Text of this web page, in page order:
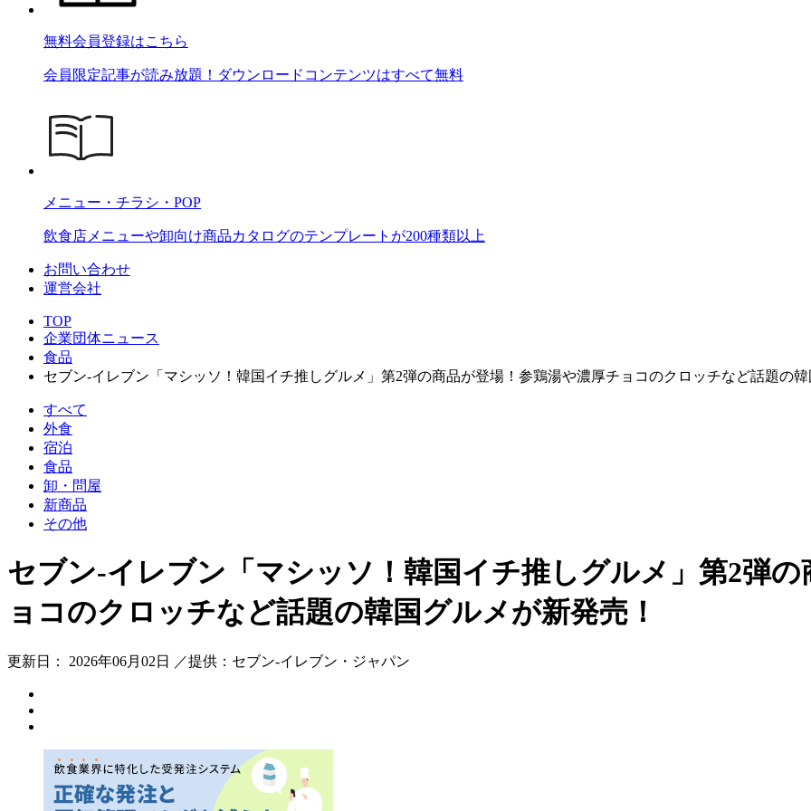
無料会員登録はこちら
会員限定記事が読み放題！ダウンロードコンテンツはすべて無料
メニュー・チラシ・POP
飲食店メニューや卸向け商品カタログのテンプレートが200種類以上
お問い合わせ
運営会社
TOP
企業団体ニュース
食品
セブン‐イレブン「マシッソ！韓国イチ推しグルメ」第2弾の商品が登場！参鶏湯や濃厚チョコのクロッチなど話題の韓
すべて
外食
宿泊
食品
卸・問屋
新商品
その他
セブン‐イレブン「マシッソ！韓国イチ推しグルメ」第2弾
ョコのクロッチなど話題の韓国グルメが新発売！
更新日： 2026年06月02日 ／提供：セブン‐イレブン・ジャパン